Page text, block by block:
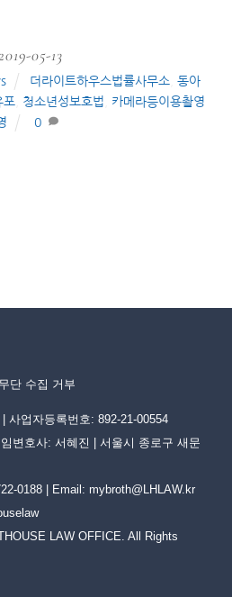
05-13
더라이트하우스법률사무소
동아
포 청소년성보호법
카메라등이용촬영
0
단 수집 거부
사업자등록번호: 892-21-00554
변호사: 서혜진 | 서울시 종로구 새문
0188 | Email: mybroth@LHLAW.kr
LAW OFFICE. All Rights